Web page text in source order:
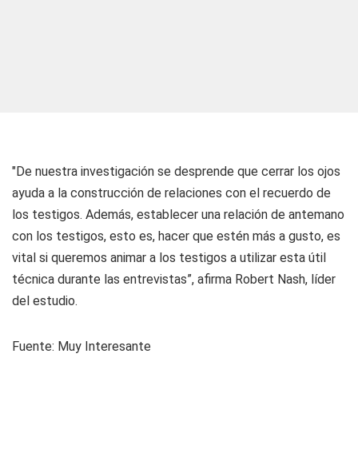
"De nuestra investigación se desprende que cerrar los ojos
ayuda a la construcción de relaciones con el recuerdo de
los testigos. Además, establecer una relación de antemano
con los testigos, esto es, hacer que estén más a gusto, es
vital si queremos animar a los testigos a utilizar esta útil
técnica durante las entrevistas”, afirma Robert Nash, líder
del estudio.
Fuente: Muy Interesante